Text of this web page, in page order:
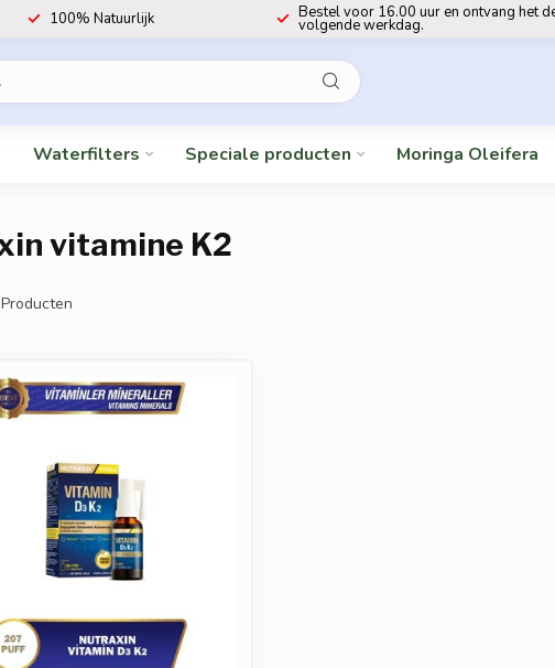
100% Natuurlijk Bestel voor 16.00 uur en ontvang het
volgende werkdag.
Waterfilters Speciale producten Moringa Oleifera
vitamine K2
Producten